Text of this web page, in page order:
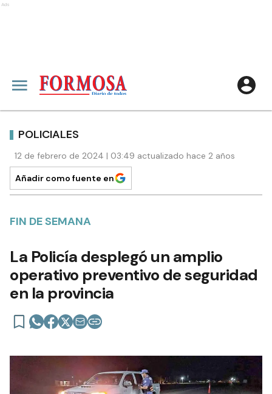
Ads
POLICIALES
12 de febrero de 2024 | 03:49 actualizado hace 2 años
Añadir como fuente en
FIN DE SEMANA
La Policía desplegó un amplio
operativo preventivo de seguridad
en la provincia